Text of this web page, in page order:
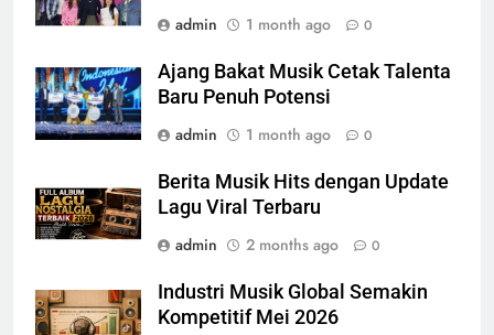
admin
1 month ago 0
Ajang Bakat Musik Cetak Talenta
Baru Penuh Potensi
admin
1 month ago 0
Berita Musik Hits dengan Update
Lagu Viral Terbaru
admin
2 months ago 0
Industri Musik Global Semakin
Kompetitif Mei 2026